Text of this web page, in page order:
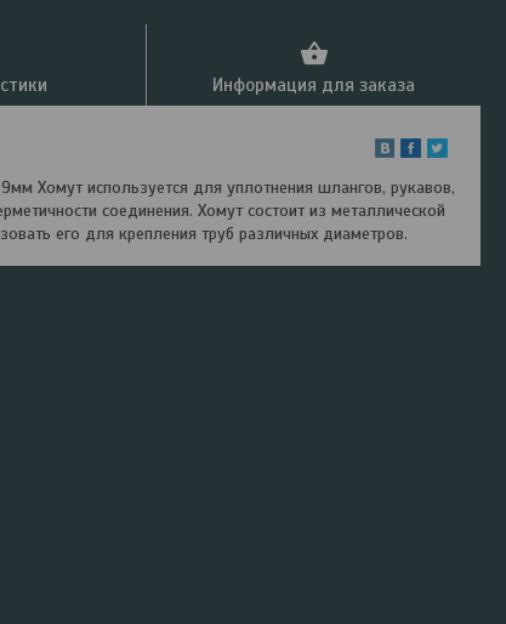
Информация для заказа
Хомут используется для уплотнения шлангов, рукавов,
соединения. Хомут состоит из металлической
его для крепления труб различных диаметров.